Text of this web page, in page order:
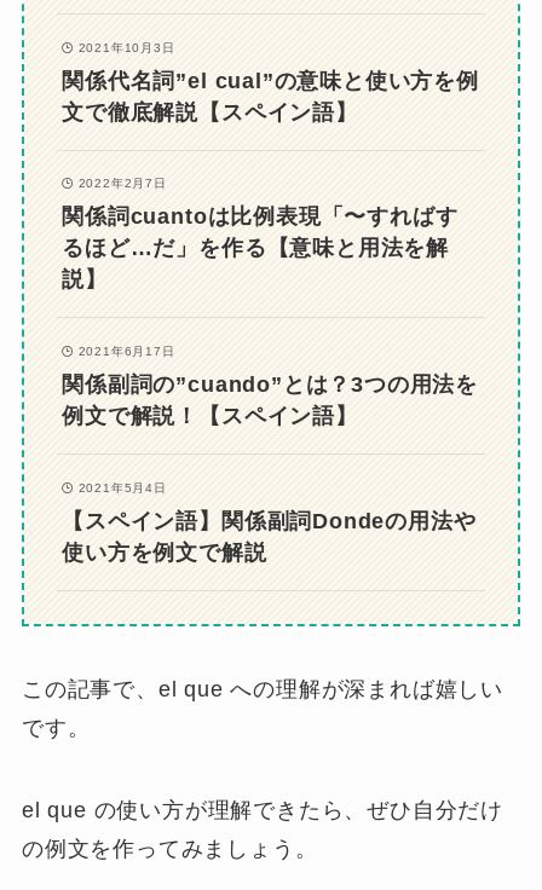
2021年10月3日
関係代名詞”el cual”の意味と使い方を例
文で徹底解説【スペイン語】
2022年2月7日
関係詞cuantoは比例表現「〜すればす
るほど…だ」を作る【意味と用法を解
説】
2021年6月17日
関係副詞の”cuando”とは？3つの用法を
例文で解説！【スペイン語】
2021年5月4日
【スペイン語】関係副詞Dondeの用法や
使い方を例文で解説
この記事で、el que への理解が深まれば嬉しい
です。
el que の使い方が理解できたら、ぜひ自分だけ
の例文を作ってみましょう。